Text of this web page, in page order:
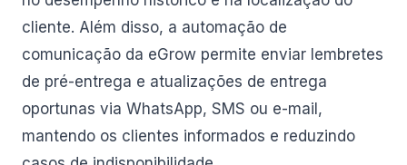
cliente. Além disso, a automação de
comunicação da eGrow permite enviar lembretes
de pré-entrega e atualizações de entrega
oportunas via WhatsApp, SMS ou e-mail,
mantendo os clientes informados e reduzindo